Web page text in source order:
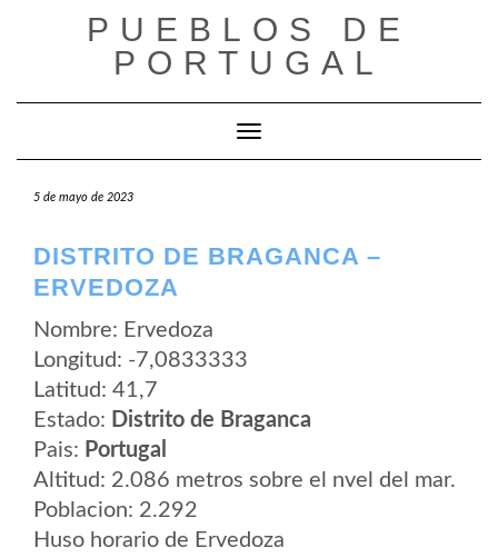
PUEBLOS DE
PORTUGAL
Cambiar modo de navegación
5 de mayo de 2023
DISTRITO DE BRAGANCA –
ERVEDOZA
Nombre: Ervedoza
Longitud: -7,0833333
Latitud: 41,7
Estado: Distrito de Braganca
Pais: Portugal
Altitud: 2.086 metros sobre el nvel del mar.
Poblacion: 2.292
Huso horario de Ervedoza